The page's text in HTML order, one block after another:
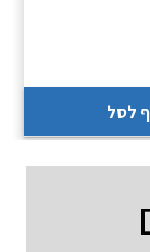
לסל